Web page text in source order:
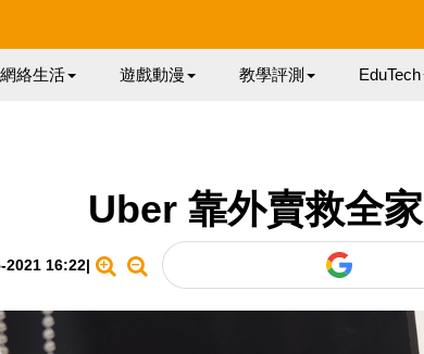
網絡生活 遊戲動漫 教學評測 EduTech
Uber 靠外賣救全家
2021 16:22|